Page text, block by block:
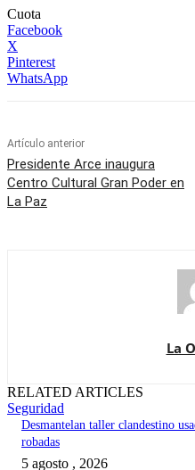
Cuota
Facebook
X
Pinterest
WhatsApp
Artículo anterior
Presidente Arce inaugura
Centro Cultural Gran Poder en
La Paz
La
RELATED ARTICLES
Seguridad
Desmantelan taller clandestino
robadas
5 agosto , 2026